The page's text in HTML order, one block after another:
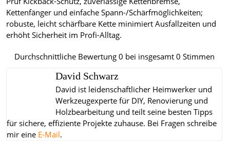
Kettenfänger und einfache Spann-/Schärfmöglichkeiten;
robuste, leicht schärfbare Kette minimiert Ausfallzeiten und
erhöht Sicherheit im Profi-Alltag.
Durchschnittliche Bewertung0 bei insgesamt0 Stimmen
David Schwarz
David ist leidenschaftlicher Heimwerker und
Werkzeugexperte für DIY, Renovierung und
Holzbearbeitung und teilt seine besten Tipps
für sichere, effiziente Projekte zuhause. Bei Fragen schreibe
mir eine E-Mail.